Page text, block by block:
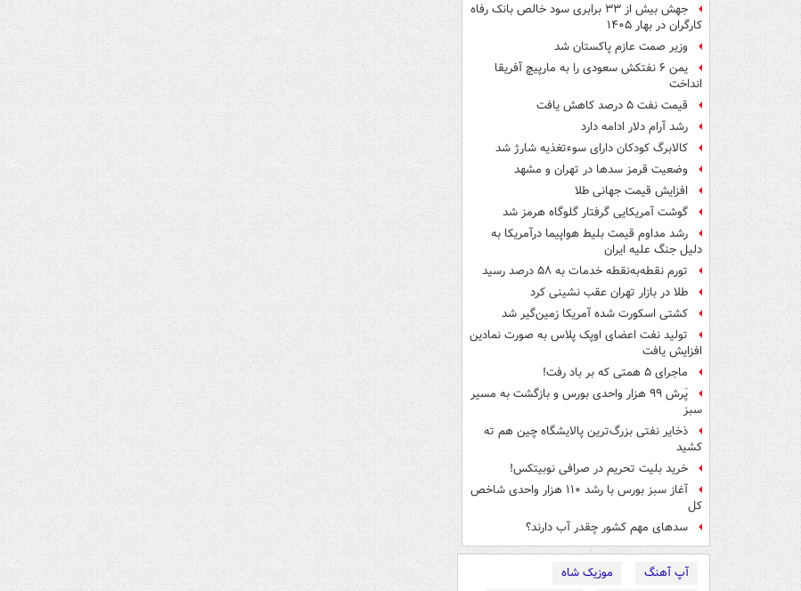
جهش بیش از ۳۳ برابری سود خالص بانک رفاه
کارگران در بهار ۱۴۰۵
وزیر صمت عازم پاکستان شد
یمن ۶ نفتکش سعودی را به مارپیچ آفریقا
انداخت
قیمت نفت ۵ درصد کاهش یافت
رشد آرام دلار ادامه دارد
کالابرگ کودکان دارای سوءتغذیه شارژ شد
وضعیت قرمز سدها در تهران و مشهد
افزایش قیمت جهانی طلا
گوشت آمریکایی گرفتار گلوگاه هرمز شد
رشد مداوم قیمت بلیط هواپیما درآمریکا به
دلیل جنگ علیه ایران
تورم نقطه‌به‌نقطه خدمات به ۵۸ درصد رسید
طلا در بازار تهران عقب نشینی کرد
کشتی اسکورت شده آمریکا زمین‌گیر شد
تولید نفت اعضای اوپک پلاس به صورت نمادین
افزایش یافت
ماجرای ۵ همتی که بر باد رفت!
پَرش ۹۹ هزار واحدی بورس و بازگشت به مسیر
سبز
ذخایر نفتی بزرگ‌ترین پالایشگاه چین هم ته
کشید
خرید بلیت تحریم در صرافی نوبیتکس!
آغاز سبز بورس با رشد ۱۱۰ هزار واحدی شاخص
کل
سدهای مهم کشور چقدر آب دارند؟
آپ آهنگ موزیک شاه